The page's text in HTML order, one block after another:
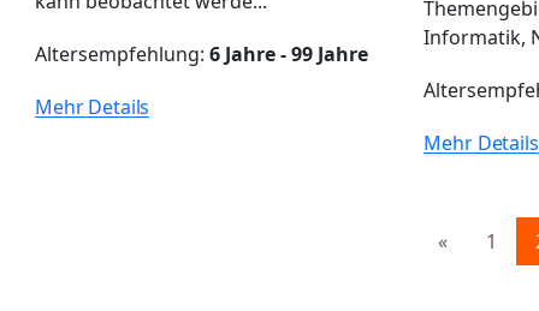
Altersempfehlung:6 Jahre - 99 Jahre
Mehr Details
Informatik,
Mehr Details
« 1